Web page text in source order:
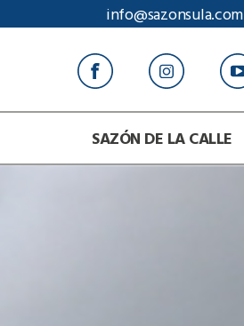
info@sazonsula.com
SAZÓN DE LA CALLE